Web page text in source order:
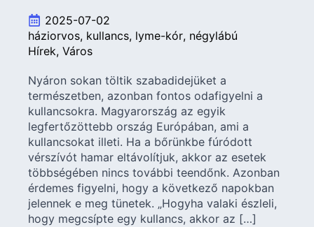
2025-07-02
háziorvos kullancs lyme-kór négylábú
Hírek Város
Nyáron sokan töltik szabadidejüket a
természetben, azonban fontos odafigyelni a
kullancsokra. Magyarország az egyik
legfertőzöttebb ország Európában, ami a
kullancsokat illeti. Ha a bőrünkbe fúródott
vérszívót hamar eltávolítjuk, akkor az esetek
többségében nincs további teendőnk. Azonban
érdemes figyelni, hogy a következő napokban
jelennek e meg tünetek. „Hogyha valaki észleli,
hogy megcsípte egy kullancs, akkor az […]